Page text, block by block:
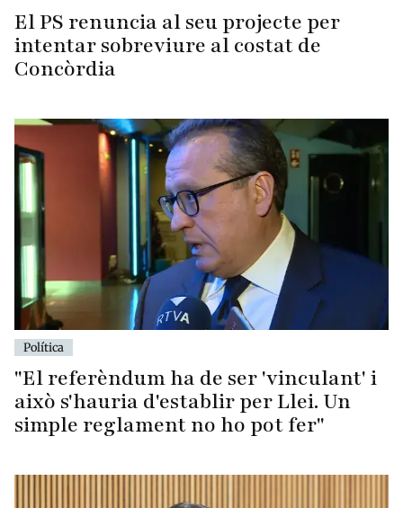
El PS renuncia al seu projecte per
intentar sobreviure al costat de
Concòrdia
Política
"El referèndum ha de ser 'vinculant' i
això s'hauria d'establir per Llei. Un
simple reglament no ho pot fer"